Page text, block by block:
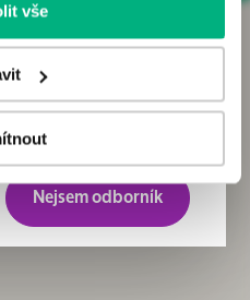
vše
zákona o regulaci
kterým se jiná osoba než
Nejsem odborník